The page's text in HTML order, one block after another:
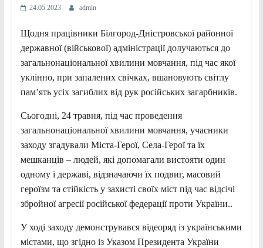
24.05.2023 admin
Щодня працівники Білгород-Дністровської районної
державної (військової) адміністрації долучаються до
загальнонаціональної хвилини мовчання, під час якої
уклінно, при запалених свічках, вшановують світлу
пам’ять усіх загиблих від рук російських загарбників.
Сьогодні, 24 травня, під час проведення
загальнонаціональної хвилини мовчання, учасники
заходу згадували Міста-Герої, Села-Герої та їх
мешканців – людей, які допомагали вистояти один
одному і державі, відзначаючи їх подвиг, масовий
героїзм та стійкість у захисті своїх міст під час відсічі
збройної агресії російської федерації проти України..
У ході заходу демонструвався відеоряд із українськими
містами, що згідно із Указом Президента України